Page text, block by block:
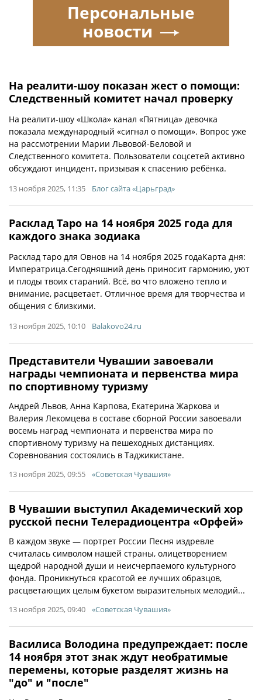
На реалити-шоу показан жест о помощи:
Следственный комитет начал проверку
На реалити-шоу «Школа» канал «Пятница» девочка
показала международный «сигнал о помощи». Вопрос уже
на рассмотрении Марии Львовой-Беловой и
Следственного комитета. Пользователи соцсетей активно
обсуждают инцидент, призывая к спасению ребёнка.
13 ноября 2025, 11:35 Блог сайта «Царьград»
Расклад Таро на 14 ноября 2025 года для
каждого знака зодиака
Расклад таро для Овнов на 14 ноября 2025 годаКарта дня:
Императрица.Сегодняшний день приносит гармонию, уют
и плоды твоих стараний. Всё, во что вложено тепло и
внимание, расцветает. Отличное время для творчества и
общения с близкими.
13 ноября 2025, 10:10 Balakovo24.ru
Представители Чувашии завоевали
награды чемпионата и первенства мира
по спортивному туризму
Андрей Львов, Анна Карпова, Екатерина Жаркова и
Валерия Лекомцева в составе сборной России завоевали
восемь наград чемпионата и первенства мира по
спортивному туризму на пешеходных дистанциях.
Соревнования состоялись в Таджикистане.
13 ноября 2025, 09:55 «Советская Чувашия»
В Чувашии выступил Академический хор
русской песни Телерадиоцентра «Орфей»
В каждом звуке — портрет России Песня издревле
считалась символом нашей страны, олицетворением
щедрой народной души и неисчерпаемого культурного
фонда. Проникнуться красотой ее лучших образцов,
расцветающих целым букетом выразительных мелодий...
13 ноября 2025, 09:40 «Советская Чувашия»
Василиса Володина предупреждает: после
14 ноября этот знак ждут необратимые
перемены, которые разделят жизнь на
"до" и "после"
Персональные
новости